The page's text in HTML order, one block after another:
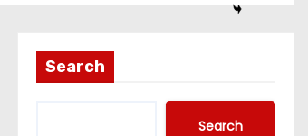
Search
Search